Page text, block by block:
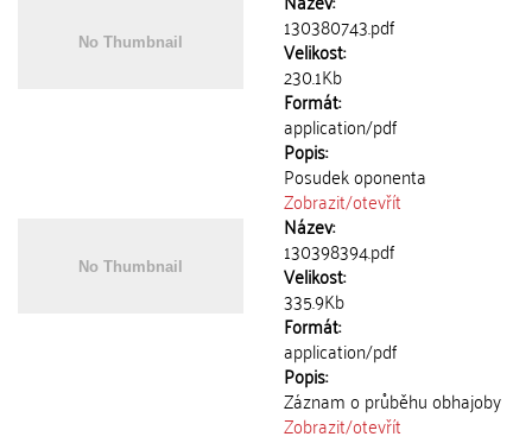
130380743.pdf
Velikost:
230.1Kb
Formát:
application/pdf
Popis:
Posudek oponenta
Zobrazit/otevřít
Název:
130398394.pdf
Velikost:
335.9Kb
Formát:
application/pdf
Popis:
Záznam o průběhu obhajoby
Zobrazit/otevřít